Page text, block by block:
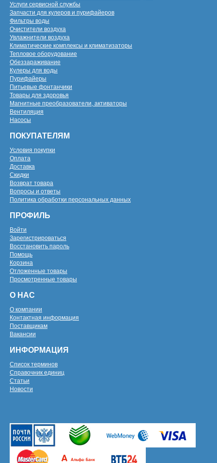
Услуги сервисной службы
Запчасти для кулеров и пурифайеров
Фильтры воды
Очистители воздуха
Увлажнители воздуха
Климатические комплексы и климатизаторы
Тепловое оборудование
Обеззараживание
Кулеры для воды
Пурифайеры
Питьевые фонтанчики
Товары для здоровья
Магнитные преобразователи, активаторы
Вентиляция
Насосы
ПОКУПАТЕЛЯМ
Условия покупки
Оплата
Доставка
Скидки
Возврат товара
Вопросы и ответы
Политика обработки персональных данных
ПРОФИЛЬ
Войти
Зарегистрироваться
Восстановить пароль
Помощь
Корзина
Отложенные товары
Просмотренные товары
О НАС
О компании
Контактная информация
Поставщикам
Вакансии
ИНФОРМАЦИЯ
Список терминов
Справочник единиц
Статьи
Новости